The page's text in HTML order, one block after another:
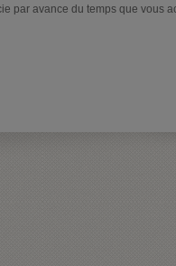
par avance du temps que vous